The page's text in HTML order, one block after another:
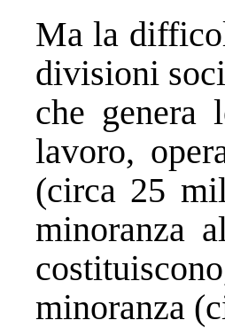
Ma la
divisioni
che genera
lavoro,
(circa 25
minoranza
minoranza